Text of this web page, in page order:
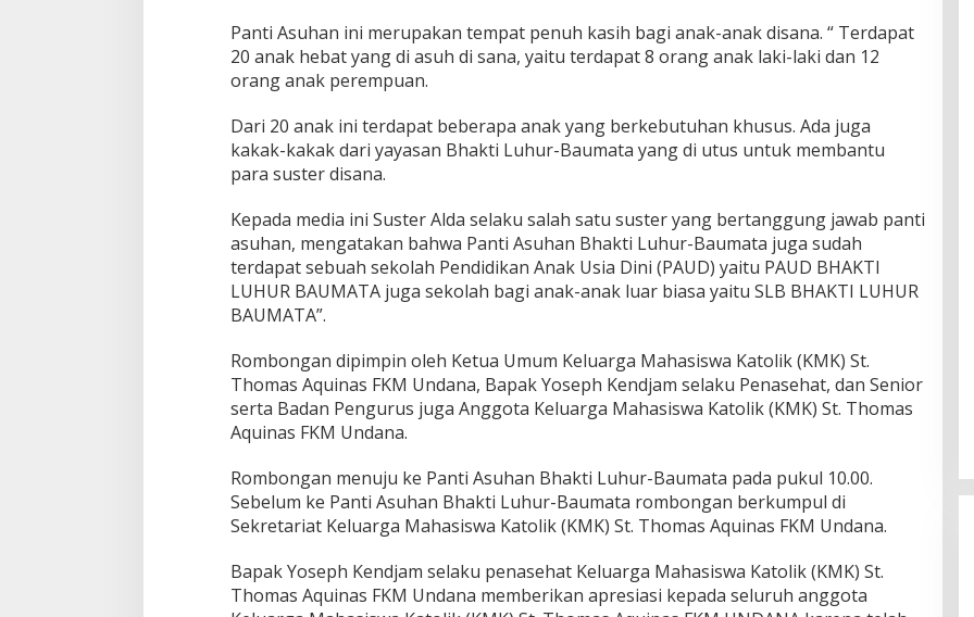
Panti Asuhan ini merupakan tempat penuh kasih bagi anak-anak disana. “ Terdapat
20 anak hebat yang di asuh di sana, yaitu terdapat 8 orang anak laki-laki dan 12
orang anak perempuan.
Dari 20 anak ini terdapat beberapa anak yang berkebutuhan khusus. Ada juga
kakak-kakak dari yayasan Bhakti Luhur-Baumata yang di utus untuk membantu
para suster disana.
Kepada media ini Suster Alda selaku salah satu suster yang bertanggung jawab panti
asuhan, mengatakan bahwa Panti Asuhan Bhakti Luhur-Baumata juga sudah
terdapat sebuah sekolah Pendidikan Anak Usia Dini (PAUD) yaitu PAUD BHAKTI
LUHUR BAUMATA juga sekolah bagi anak-anak luar biasa yaitu SLB BHAKTI LUHUR
BAUMATA”.
Rombongan dipimpin oleh Ketua Umum Keluarga Mahasiswa Katolik (KMK) St.
Thomas Aquinas FKM Undana, Bapak Yoseph Kendjam selaku Penasehat, dan Senior
serta Badan Pengurus juga Anggota Keluarga Mahasiswa Katolik (KMK) St. Thomas
Aquinas FKM Undana.
Rombongan menuju ke Panti Asuhan Bhakti Luhur-Baumata pada pukul 10.00.
Sebelum ke Panti Asuhan Bhakti Luhur-Baumata rombongan berkumpul di
Sekretariat Keluarga Mahasiswa Katolik (KMK) St. Thomas Aquinas FKM Undana.
Bapak Yoseph Kendjam selaku penasehat Keluarga Mahasiswa Katolik (KMK) St.
Thomas Aquinas FKM Undana memberikan apresiasi kepada seluruh anggota